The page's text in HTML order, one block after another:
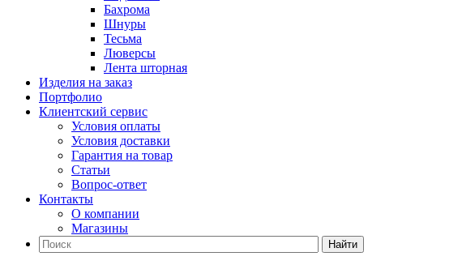
Бахрома
Шнуры
Тесьма
Люверсы
Лента шторная
Изделия на заказ
Портфолио
Клиентский сервис
Условия оплаты
Условия доставки
Гарантия на товар
Статьи
Вопрос-ответ
Контакты
О компании
Магазины
Найти